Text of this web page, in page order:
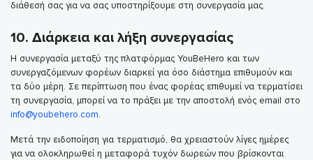
διάθεσή σας για να σας υποστηρίξουμε στη συνεργασία μας.
10. Διάρκεια και λήξη συνεργασίας
Η συνεργασία μεταξύ της πλατφόρμας YouBeHero και των
συνεργαζόμενων φορέων διαρκεί για όσο διάστημα επιθυμούν και
τα δύο μέρη. Σε περίπτωση που ένας φορέας επιθυμεί να τερματίσει
τη συνεργασία, μπορεί να το πράξει με την αποστολή ενός email στο
info@youbehero.com.
Μετά την ειδοποίηση για τερματισμό, θα χρειαστούν λίγες ημέρες
για να ολοκληρωθεί η μεταφορά τυχόν δωρεών που βρίσκονται